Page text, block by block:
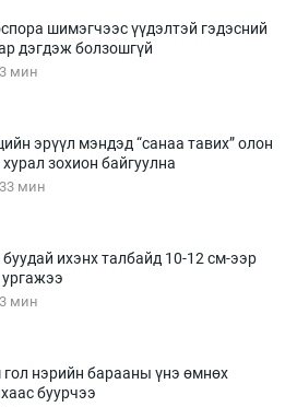
шимэгчээс үүдэлтэй гэдэсний
дэгдэж болзошгүй
мин
эрүүл мэндэд “санаа тавих” олон
зохион байгуулна
мин
ихэнх талбайд 10-12 см-ээр
мин
нэрийн барааны үнэ өмнөх
буурчээ